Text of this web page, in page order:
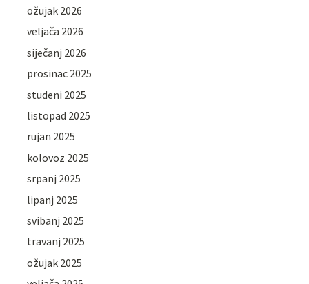
ožujak 2026
veljača 2026
siječanj 2026
prosinac 2025
studeni 2025
listopad 2025
rujan 2025
kolovoz 2025
srpanj 2025
lipanj 2025
svibanj 2025
travanj 2025
ožujak 2025